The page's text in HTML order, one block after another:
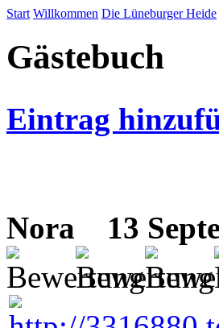
Start Willkommen Die Lüneburger Heide
Gästebuch
Eintrag
Nora 13